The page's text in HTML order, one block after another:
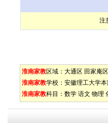
注
淮南家教区域： 大通区 田家庵区
淮南家教学校： 安徽理工大学
淮南家教科目： 数学 语文 物理